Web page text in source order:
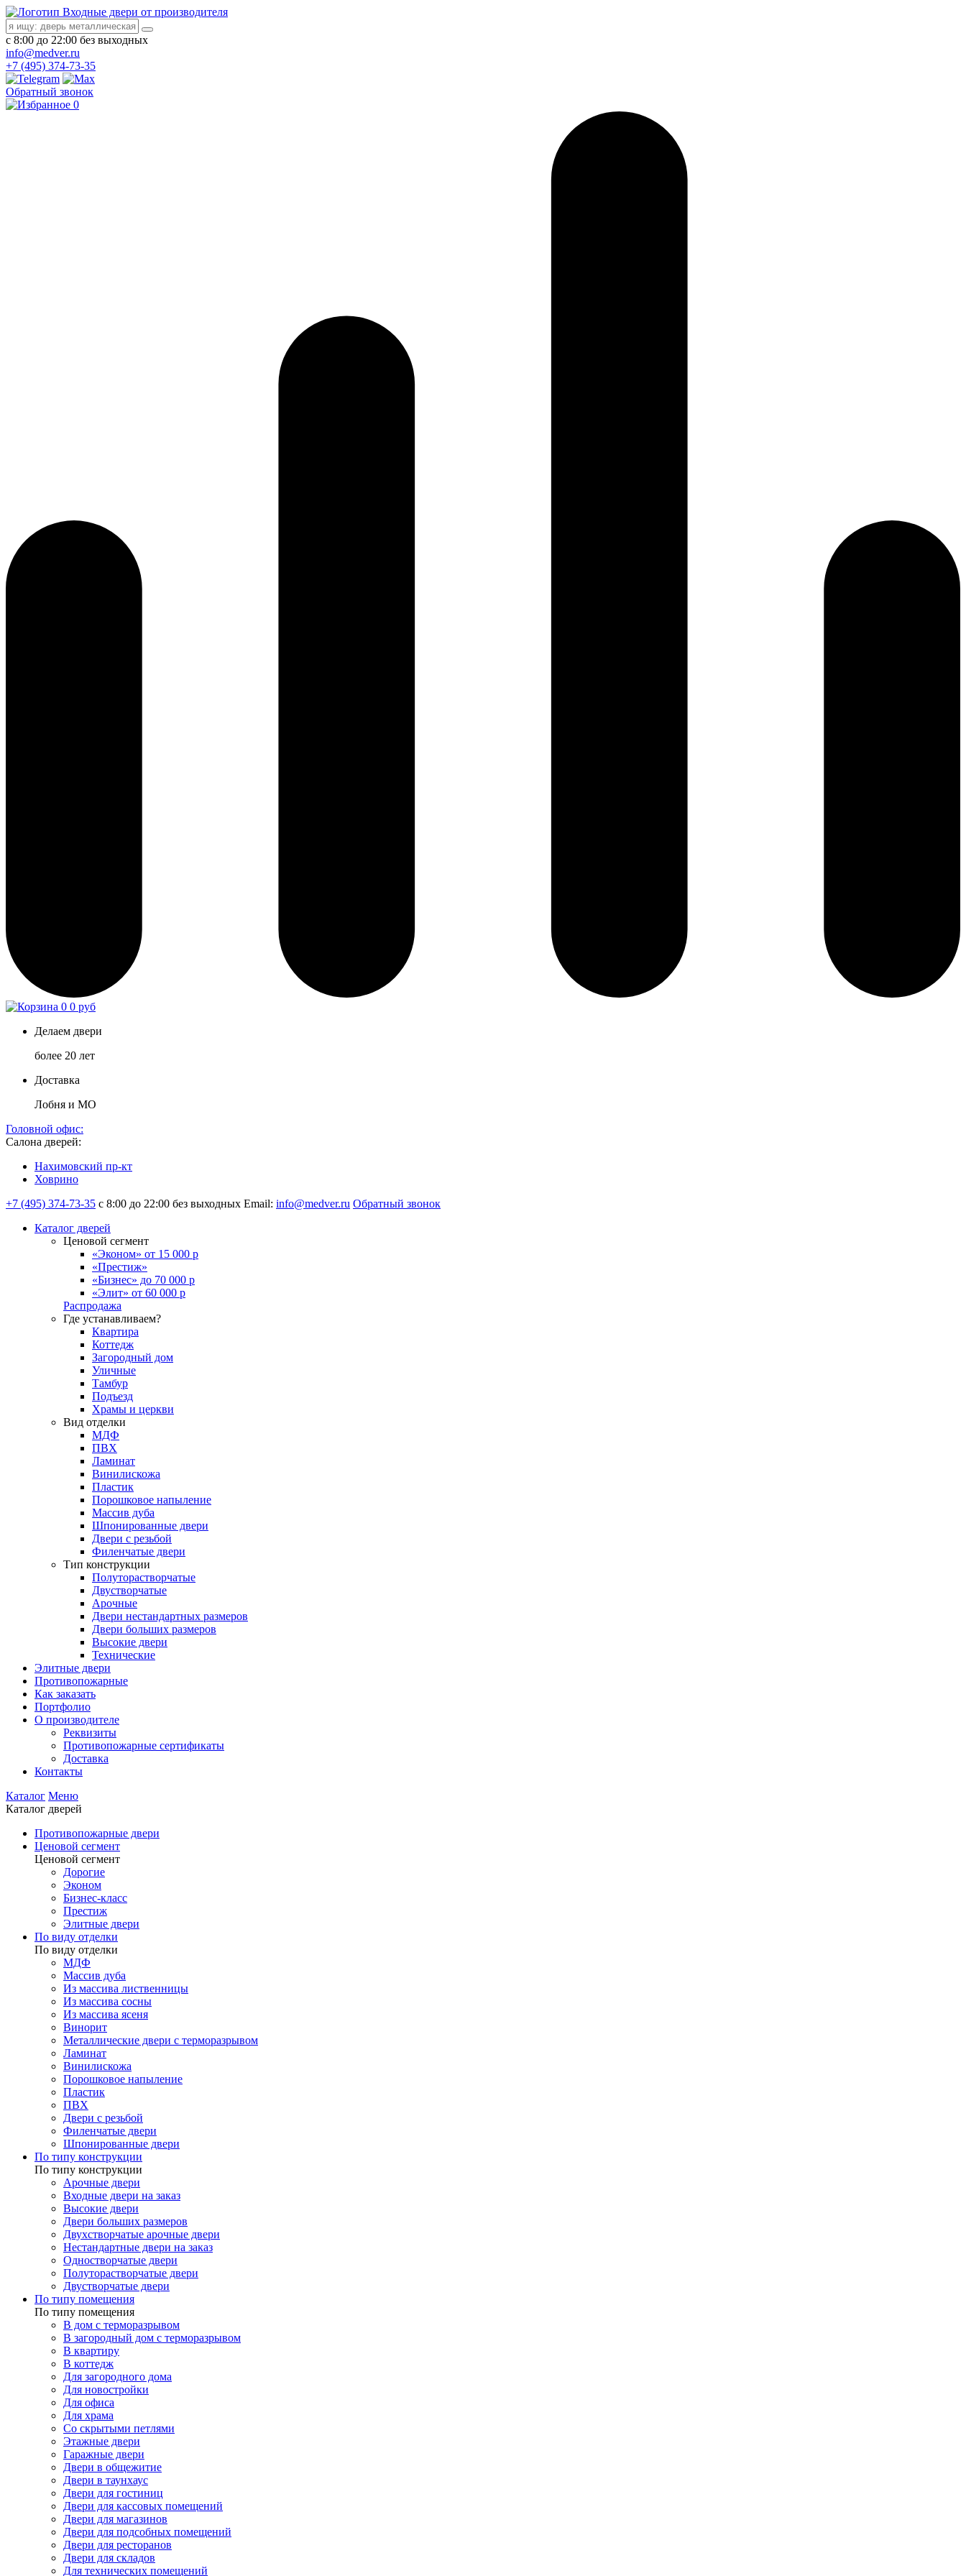
Входные двери от производителя
с 8:00 до 22:00 без выходных
info@medver.ru
+7 (495) 374-73-35
Обратный звонок
0
0 0 руб
Делаем двери
более 20 лет
Доставка
Лобня и МО
Головной офис:
Салона дверей:
Нахимовский пр-кт
Ховрино
+7 (495) 374-73-35 с 8:00 до 22:00 без выходных Email: info@medver.ru Обратный звонок
Каталог дверей
Ценовой сегмент
«Эконом» от 15 000 р
«Престиж»
«Бизнес» до 70 000 р
«Элит» от 60 000 р
Распродажа
Где устанавливаем?
Квартира
Коттедж
Загородный дом
Уличные
Тамбур
Подъезд
Храмы и церкви
Вид отделки
МДФ
ПВХ
Ламинат
Винилискожа
Пластик
Порошковое напыление
Массив дуба
Шпонированные двери
Двери с резьбой
Филенчатые двери
Тип конструкции
Полуторастворчатые
Двустворчатые
Арочные
Двери нестандартных размеров
Двери больших размеров
Высокие двери
Технические
Элитные двери
Противопожарные
Как заказать
Портфолио
О производителе
Реквизиты
Противопожарные сертификаты
Доставка
Контакты
Каталог Меню
Каталог дверей
Противопожарные двери
Ценовой сегмент
Ценовой сегмент
Дорогие
Эконом
Бизнес-класс
Престиж
Элитные двери
По виду отделки
По виду отделки
МДФ
Массив дуба
Из массива лиственницы
Из массива сосны
Из массива ясеня
Винорит
Металлические двери с терморазрывом
Ламинат
Винилискожа
Порошковое напыление
Пластик
ПВХ
Двери с резьбой
Филенчатые двери
Шпонированные двери
По типу конструкции
По типу конструкции
Арочные двери
Входные двери на заказ
Высокие двери
Двери больших размеров
Двухстворчатые арочные двери
Нестандартные двери на заказ
Одностворчатые двери
Полуторастворчатые двери
Двустворчатые двери
По типу помещения
По типу помещения
В дом с терморазрывом
В загородный дом с терморазрывом
В квартиру
В коттедж
Для загородного дома
Для новостройки
Для офиса
Для храма
Со скрытыми петлями
Этажные двери
Гаражные двери
Двери в общежитие
Двери в таунхаус
Двери для гостиниц
Двери для кассовых помещений
Двери для магазинов
Двери для подсобных помещений
Двери для ресторанов
Двери для складов
Для технических помещений